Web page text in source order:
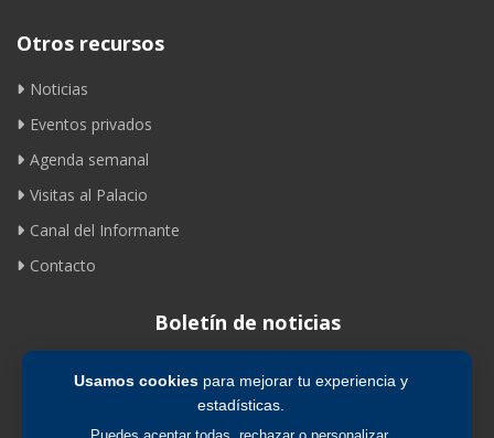
Usamos cookiespara mejorar tu experiencia y
estadísticas.
Otros recursos
Noticias
Eventos privados
Agenda semanal
Visitas al Palacio
Canal del Informante
Contacto
Boletín de noticias
Suscribirse